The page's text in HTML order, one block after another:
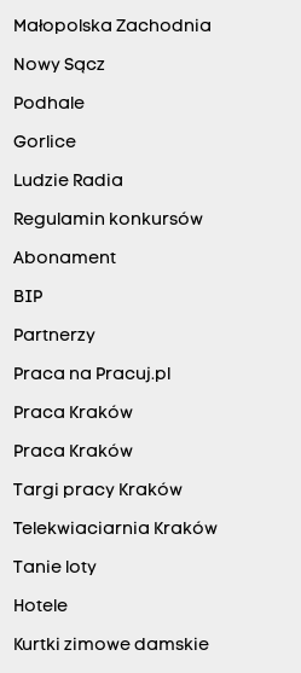
Małopolska Zachodnia
Nowy Sącz
Podhale
Gorlice
Ludzie Radia
Regulamin konkursów
Abonament
BIP
Partnerzy
Praca na Pracuj.pl
Praca Kraków
Praca Kraków
Targi pracy Kraków
Telekwiaciarnia Kraków
Tanie loty
Hotele
Kurtki zimowe damskie